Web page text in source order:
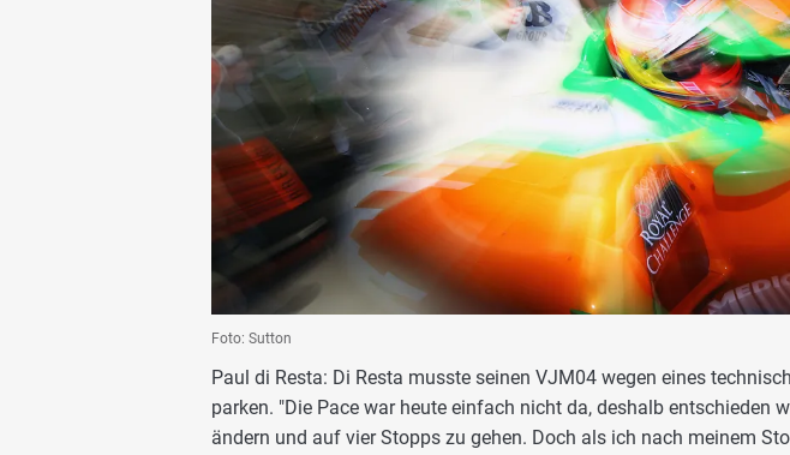
Foto: Sutton
Paul di Resta: Di Resta musste seinen VJM04 wegen eines
parken. "Die Pace war heute einfach nicht da, deshalb entschieden
ändern und auf vier Stopps zu gehen. Doch als ich nach meinem